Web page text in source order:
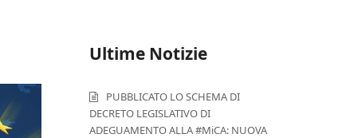
Ultime Notizie
PUBBLICATO LO SCHEMA DI
DECRETO LEGISLATIVO DI
ADEGUAMENTO ALLA #MiCA: NUOVA